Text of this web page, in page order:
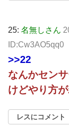
25: 名無しさん
ID:Cw3AO5qq0
>>22
なんかセン
けどやり方
レスにコメント